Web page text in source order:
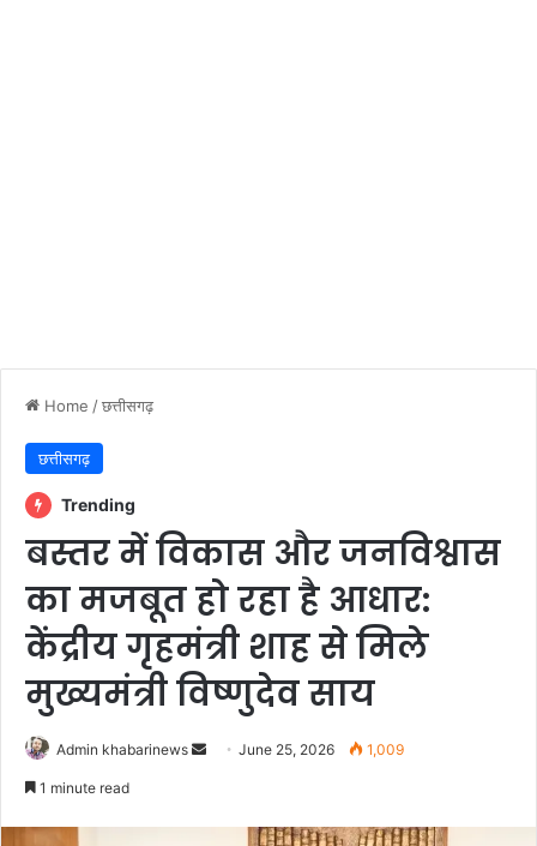
Home /छत्तीसगढ़
छत्तीसगढ़
Trending
बस्तर में विकास और जनविश्वास
का मजबूत हो रहा है आधार:
केंद्रीय गृहमंत्री शाह से मिले
मुख्यमंत्री विष्णुदेव साय
Admin khabarinews
Send June 25, 2026 1,009
1 minute read